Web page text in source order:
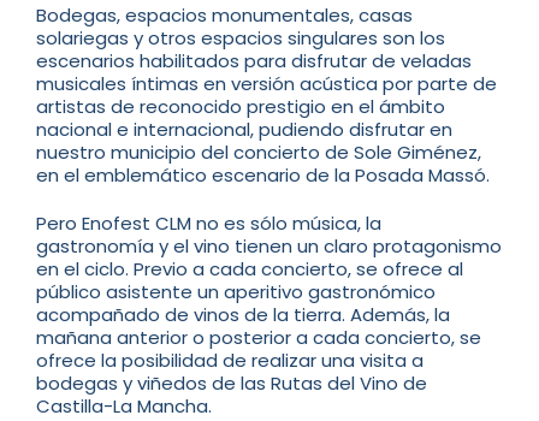
Bodegas, espacios monumentales, casas
solariegas y otros espacios singulares son los
escenarios habilitados para disfrutar de veladas
musicales íntimas en versión acústica por parte de
artistas de reconocido prestigio en el ámbito
nacional e internacional, pudiendo disfrutar en
nuestro municipio del concierto de Sole Giménez,
en el emblemático escenario de la Posada Massó.
Pero Enofest CLM no es sólo música, la
gastronomía y el vino tienen un claro protagonismo
en el ciclo. Previo a cada concierto, se ofrece al
público asistente un aperitivo gastronómico
acompañado de vinos de la tierra. Además, la
mañana anterior o posterior a cada concierto, se
ofrece la posibilidad de realizar una visita a
bodegas y viñedos de las Rutas del Vino de
Castilla-La Mancha.